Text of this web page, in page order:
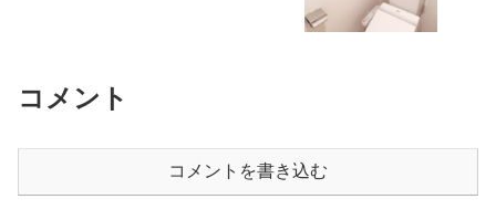
コメント
コメントを書き込む